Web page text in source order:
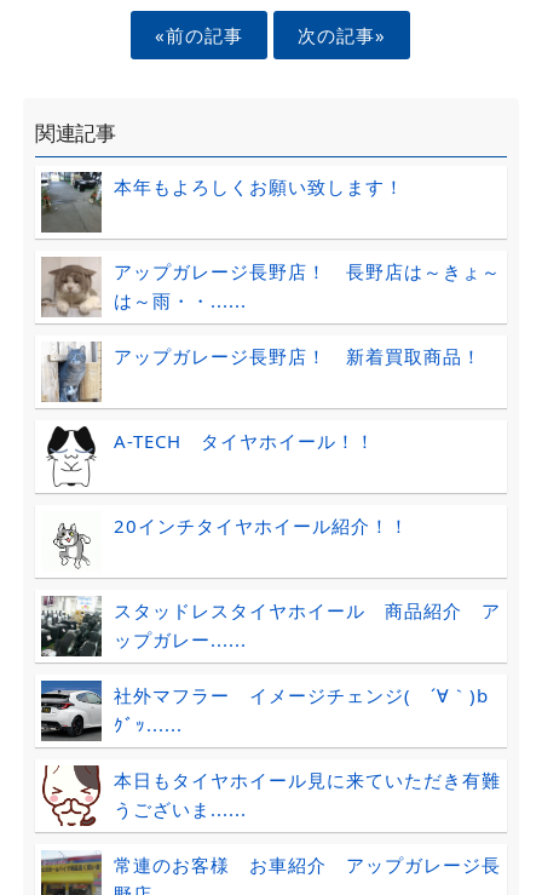
«前の記事 次の記事»
関連記事
本年もよろしくお願い致します！
アップガレージ長野店！ 長野店は～きょ～
は～雨・・......
アップガレージ長野店！ 新着買取商品！
A-TECH タイヤホイール！！
20インチタイヤホイール紹介！！
スタッドレスタイヤホイール 商品紹介 ア
ップガレー......
社外マフラー イメージチェンジ( ´∀｀)b
ｸﾞｯ......
本日もタイヤホイール見に来ていただき有難
うございま......
常連のお客様 お車紹介 アップガレージ長